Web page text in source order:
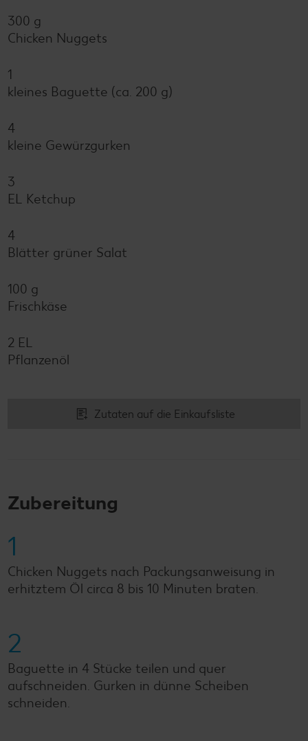
300 g
Chicken Nuggets
1
kleines Baguette (ca. 200 g)
4
kleine Gewürzgurken
3
EL Ketchup
4
Blätter grüner Salat
100 g
Frischkäse
2 EL
Pflanzenöl
Zutaten auf die Einkaufsliste
Zubereitung
1
Chicken Nuggets nach Packungsanweisung in
erhitztem Öl circa 8 bis 10 Minuten braten.
2
Baguette in 4 Stücke teilen und quer
aufschneiden. Gurken in dünne Scheiben
schneiden.